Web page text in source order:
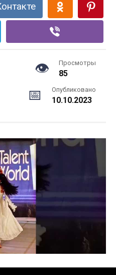
Просмотры
85
Опубликовано
10.10.2023